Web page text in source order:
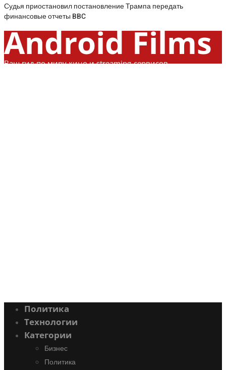
Судья приостановил постановление Трампа передать
финансовые отчеты BBC
Android Films
Ваш гид по миру кино и streaming-сервисов
Политика
Технологии
Категории
Бизнес
Политика